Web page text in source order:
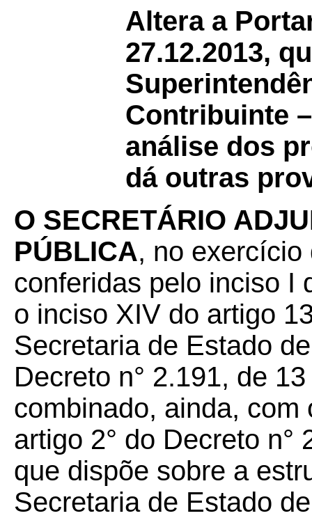
Altera a
27.12.2013,
Contribuinte
análise dos
dá outras
O SECRETÁRIO
PÚBLICA, no
conferidas pelo inciso I
o inciso XIV do artigo
Secretaria de Estado
Decreto n° 2.191, de
combinado, ainda,
artigo 2° do Decreto n°
que dispõe sobre a
Secretaria de Estado